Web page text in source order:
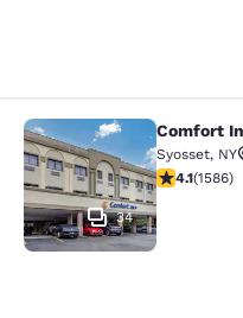
Comfort Inn
34
Comfort
Syosset, NY
Calificación
4.1(1586)